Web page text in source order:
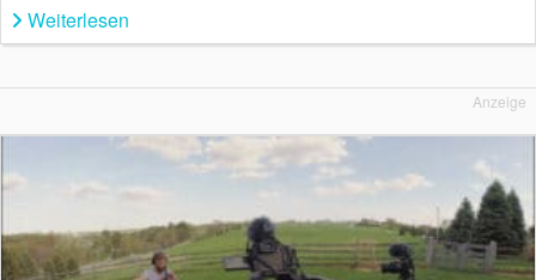
Weiterlesen
Anzeige